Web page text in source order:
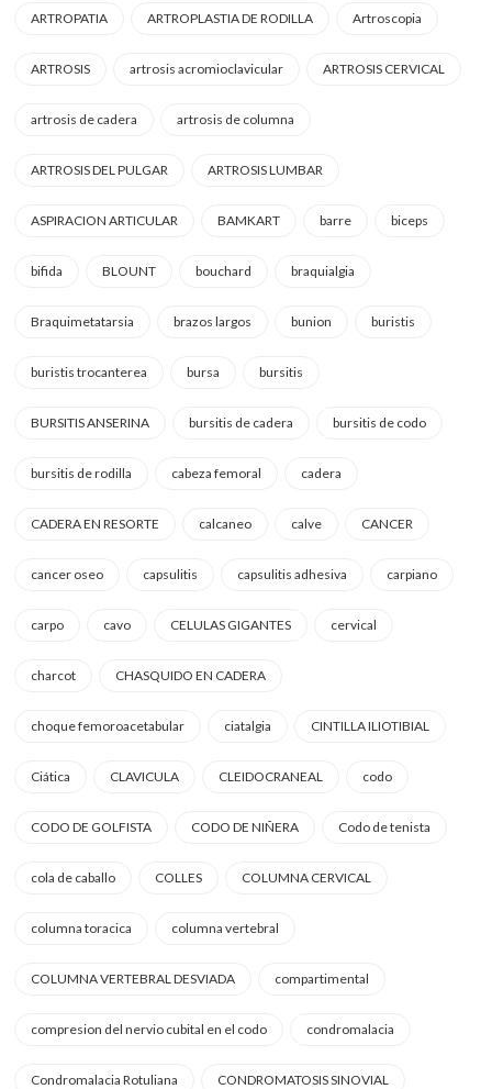
ARTROPATIA ARTROPLASTIA DE RODILLA Artroscopia
ARTROSIS artrosis acromioclavicular ARTROSIS CERVICAL
artrosis de cadera artrosis de columna
ARTROSIS DEL PULGAR ARTROSIS LUMBAR
ASPIRACION ARTICULAR BAMKART barre biceps
bifida BLOUNT bouchard braquialgia
Braquimetatarsia brazos largos bunion buristis
buristis trocanterea bursa bursitis
BURSITIS ANSERINA bursitis de cadera bursitis de codo
bursitis de rodilla cabeza femoral cadera
CADERA EN RESORTE calcaneo calve CANCER
cancer oseo capsulitis capsulitis adhesiva carpiano
carpo cavo CELULAS GIGANTES cervical
charcot CHASQUIDO EN CADERA
choque femoroacetabular ciatalgia CINTILLA ILIOTIBIAL
Ciática CLAVICULA CLEIDOCRANEAL codo
CODO DE GOLFISTA CODO DE NIÑERA Codo de tenista
cola de caballo COLLES COLUMNA CERVICAL
columna toracica columna vertebral
COLUMNA VERTEBRAL DESVIADA compartimental
compresion del nervio cubital en el codo condromalacia
Condromalacia Rotuliana CONDROMATOSIS SINOVIAL